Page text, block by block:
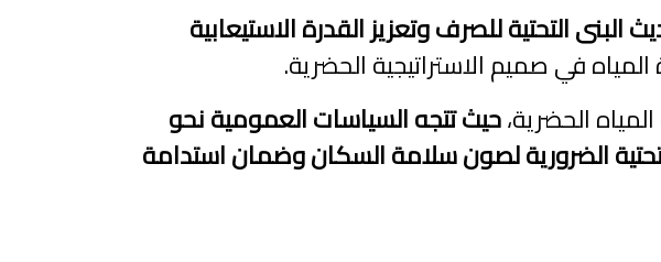
التحتية للصرف وتعزيز القدرة الاستيعابية
في صميم الاستراتيجية الحضرية.
الحضرية،حيث تتجه السياسات العمومية نحو
الضرورية لصون سلامة السكان وضمان استدامة